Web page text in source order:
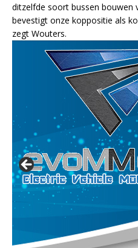
ditzelfde soort bussen bouwen
bevestigt onze koppositie als
zegt Wouters.